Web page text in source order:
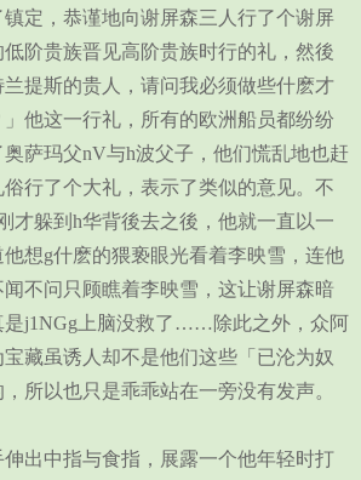
定，恭谨地向谢屏森三人行了个谢屏
阶贵族晋见高阶贵族时行的礼，然後
提斯的贵人，请问我必须做些什麽才
他这一行礼，所有的欧洲船员都纷纷
萨玛父nV与h波父子，他们慌乱地也赶
行了个大礼，表示了类似的意见。不
才躲到h华背後去之後，他就一直以一
想g什麽的猥亵眼光看着李映雪，连他
不问只顾瞧着李映雪，这让谢屏森暗
是j1NGg上脑没救了……除此之外，众阿
藏虽诱人却不是他们这些「已沦为奴
所以也只是乖乖站在一旁没有发声。
中指与食指，展露一个他年轻时打